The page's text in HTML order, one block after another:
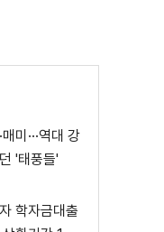
미···역대 강
'태풍들'
학자금대출